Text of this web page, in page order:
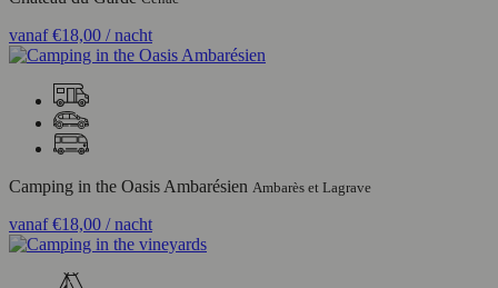
vanaf€18,00 / nacht
Camping in the Oasis Ambarésien Ambarès et Lagrave
vanaf€18,00 / nacht